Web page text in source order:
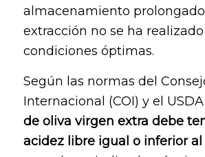
almacenamiento
extracción no se ha
condiciones óptimas.
Según las normas del
Internacional (COI) y el
de oliva virgen extra debe
acidez libre igual o inferior al